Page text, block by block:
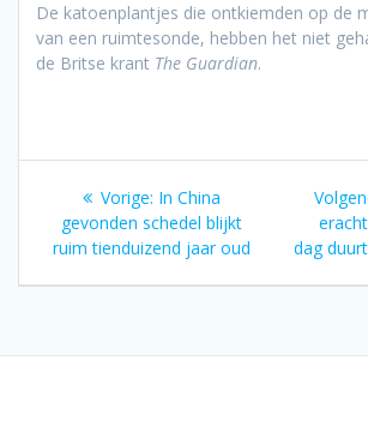
De katoenplantjes die ontkiemden op de
van een ruimtesonde, hebben het niet
de Britse krant The Guardian.
Bericht
navigatie
Vorige: Vorig
bericht:
In China
gevonden schedel blijkt
ruim tienduizend jaar oud
dag